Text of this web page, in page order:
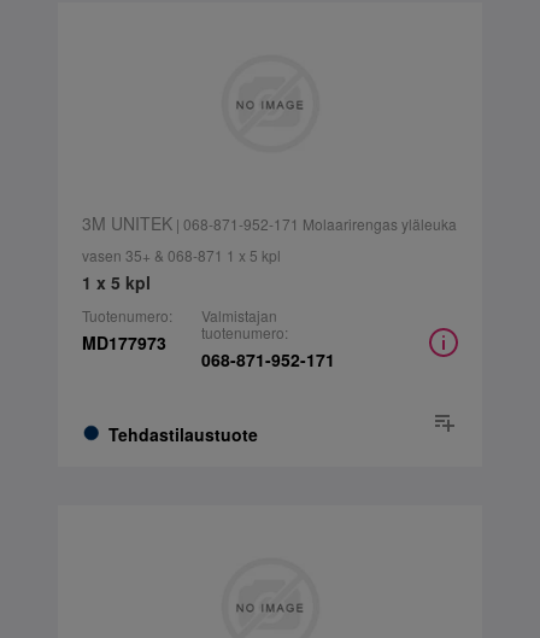
3M UNITEK| 068-871-952-171 Molaarirengas yläleuka
vasen 35+ & 068-871 1 x 5 kpl
1 x 5 kpl
Tuotenumero:
MD177973
Tehdastilaustuote
Valmistajan
tuotenumero:
068-871-952-171